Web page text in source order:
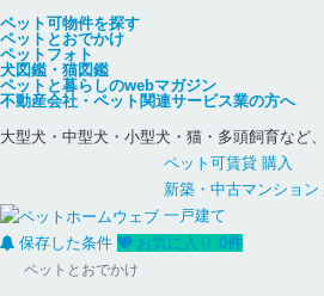
ペット可物件を探す
ペットとおでかけ
ペットフォト
犬図鑑・猫図鑑
ペットと暮らしのwebマガジン
不動産会社・ペット関連サービス業の方へ
大型犬・中型犬・小型犬・猫・多頭飼育など
ペット可賃貸 購入
新築・中古マンション
一戸建て
保存した条件
お気に入り 0件
ペットとおでかけ